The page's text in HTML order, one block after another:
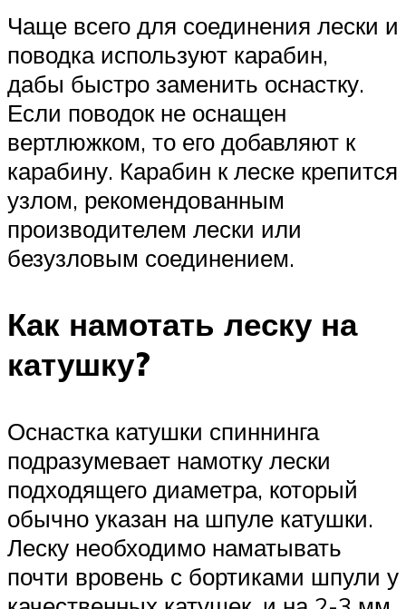
Чаще всего для соединения лески и
поводка используют карабин,
дабы быстро заменить оснастку.
Если поводок не оснащен
вертлюжком, то его добавляют к
карабину. Карабин к леске крепится
узлом, рекомендованным
производителем лески или
безузловым соединением.
Как намотать леску на
катушку?
Оснастка катушки спиннинга
подразумевает намотку лески
подходящего диаметра, который
обычно указан на шпуле катушки.
Леску необходимо наматывать
почти вровень с бортиками шпули у